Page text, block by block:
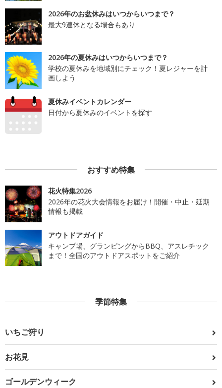
2026年のお盆休みはいつからいつまで？
最大9連休となる場合もあり
2026年の夏休みはいつからいつまで？
学校の夏休みを地域別にチェック！夏レジャーを計
画しよう
夏休みイベントカレンダー
日付から夏休みのイベントを探す
おすすめ特集
花火特集2026
2026年の花火大会情報をお届け！開催・中止・延期
情報も掲載
アウトドアガイド
キャンプ場、グランピングからBBQ、アスレチック
まで！全国のアウトドアスポットをご紹介
季節特集
いちご狩り
お花見
ゴールデンウィーク